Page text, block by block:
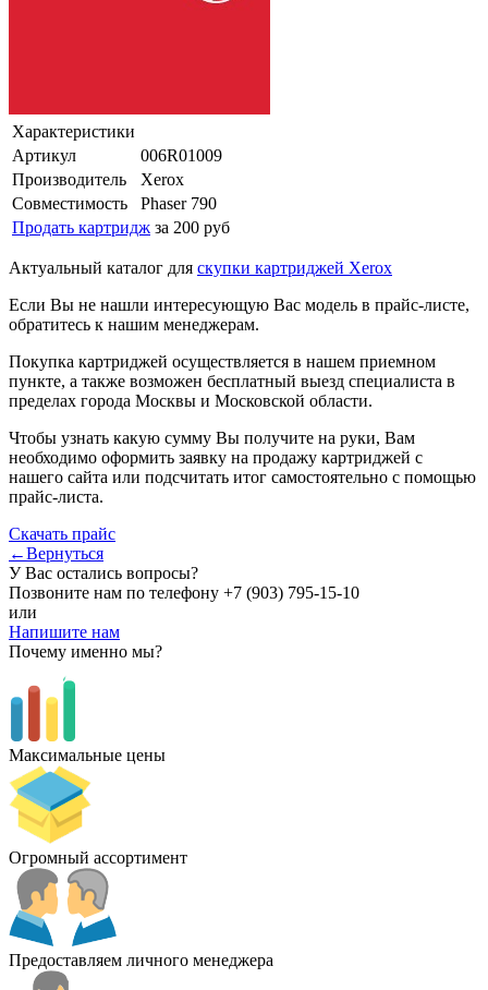
Характеристики
Артикул
006R01009
Производитель
Xerox
Совместимость
Phaser 790
Продать картридж за 200 руб
Актуальный каталог для скупки картриджей Xerox
Если Вы не нашли интересующую Вас модель в прайс-листе,
обратитесь к нашим менеджерам.
Покупка картриджей осуществляется в нашем приемном
пункте, а также возможен бесплатный выезд специалиста в
пределах города Москвы и Московской области.
Чтобы узнать какую сумму Вы получите на руки, Вам
необходимо оформить заявку на продажу картриджей с
нашего сайта или подсчитать итог самостоятельно с помощью
прайс-листа.
Скачать прайс
←Вернуться
У Вас остались вопросы?
Позвоните нам по телефону +7 (903) 795-15-10
или
Напишите нам
Почему именно мы?
Максимальные цены
Огромный ассортимент
Предоставляем личного менеджера